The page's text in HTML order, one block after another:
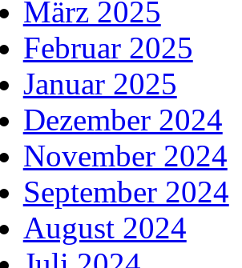
März 2025
Februar 2025
Januar 2025
Dezember 2024
November 2024
September 2024
August 2024